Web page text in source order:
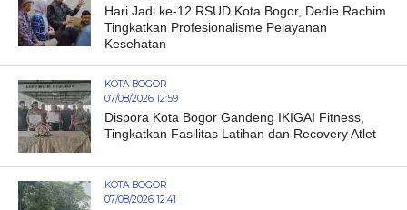
Hari Jadi ke-12 RSUD Kota Bogor, Dedie Rachim
Tingkatkan Profesionalisme Pelayanan
Kesehatan
KOTA BOGOR
07/08/2026 12:59
Dispora Kota Bogor Gandeng IKIGAI Fitness,
Tingkatkan Fasilitas Latihan dan Recovery Atlet
KOTA BOGOR
07/08/2026 12:41